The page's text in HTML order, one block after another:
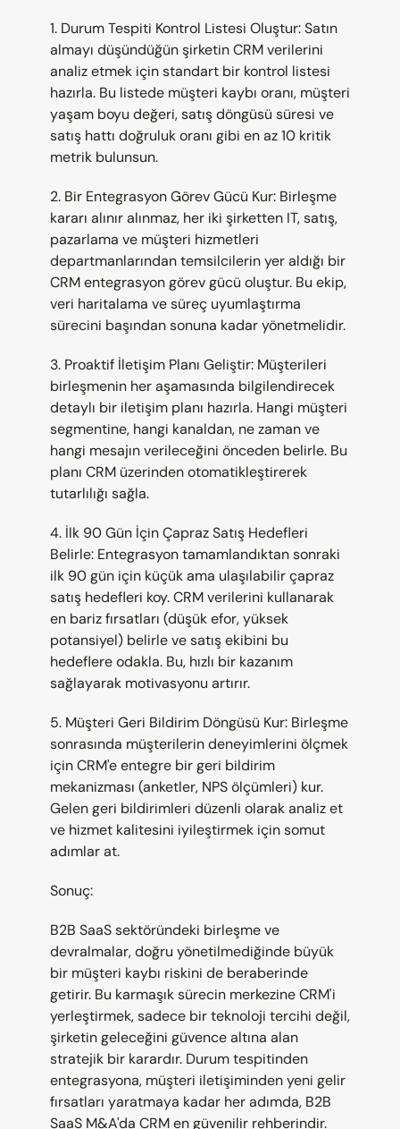
1. Durum Tespiti Kontrol Listesi Oluştur: Satın
almayı düşündüğün şirketin CRM verilerini
analiz etmek için standart bir kontrol listesi
hazırla. Bu listede müşteri kaybı oranı, müşteri
yaşam boyu değeri, satış döngüsü süresi ve
satış hattı doğruluk oranı gibi en az 10 kritik
metrik bulunsun.
2. Bir Entegrasyon Görev Gücü Kur: Birleşme
kararı alınır alınmaz, her iki şirketten IT, satış,
pazarlama ve müşteri hizmetleri
departmanlarından temsilcilerin yer aldığı bir
CRM entegrasyon görev gücü oluştur. Bu ekip,
veri haritalama ve süreç uyumlaştırma
sürecini başından sonuna kadar yönetmelidir.
3. Proaktif İletişim Planı Geliştir: Müşterileri
birleşmenin her aşamasında bilgilendirecek
detaylı bir iletişim planı hazırla. Hangi müşteri
segmentine, hangi kanaldan, ne zaman ve
hangi mesajın verileceğini önceden belirle. Bu
planı CRM üzerinden otomatikleştirerek
tutarlılığı sağla.
4. İlk 90 Gün İçin Çapraz Satış Hedefleri
Belirle: Entegrasyon tamamlandıktan sonraki
ilk 90 gün için küçük ama ulaşılabilir çapraz
satış hedefleri koy. CRM verilerini kullanarak
en bariz fırsatları (düşük efor, yüksek
potansiyel) belirle ve satış ekibini bu
hedeflere odakla. Bu, hızlı bir kazanım
sağlayarak motivasyonu artırır.
5. Müşteri Geri Bildirim Döngüsü Kur: Birleşme
sonrasında müşterilerin deneyimlerini ölçmek
için CRM'e entegre bir geri bildirim
mekanizması (anketler, NPS ölçümleri) kur.
Gelen geri bildirimleri düzenli olarak analiz et
ve hizmet kalitesini iyileştirmek için somut
adımlar at.
Sonuç:
B2B SaaS sektöründeki birleşme ve
devralmalar, doğru yönetilmediğinde büyük
bir müşteri kaybı riskini de beraberinde
getirir. Bu karmaşık sürecin merkezine CRM'i
yerleştirmek, sadece bir teknoloji tercihi değil,
şirketin geleceğini güvence altına alan
stratejik bir karardır. Durum tespitinden
entegrasyona, müşteri iletişiminden yeni gelir
fırsatları yaratmaya kadar her adımda, B2B
SaaS M&A'da CRM en güvenilir rehberindir.